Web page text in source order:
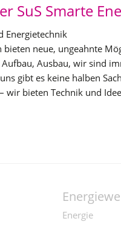
SuS Smarte
Energietechnik
bieten neue, ungeahnte
Ausbau, wir sind
gibt es keine halben
wir bieten Technik und
Energie